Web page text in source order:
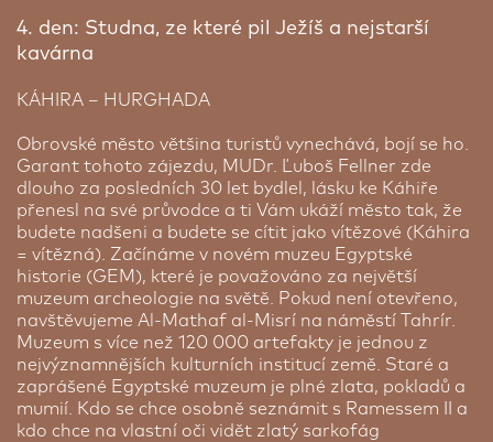
výhodné parkování po dobu, kterou budete trávit
na zájezdu. Cena parkování závisí na délce vašeho
najdete na partnerských stránkách. O vaše auto
bez starostí.
Cena dle délky parkování
4. den: Studna, ze které pil Ježíš a nejstarší
kavárna
KÁHIRA – HURGHADA
Obrovské město většina turistů vynechává, bojí se ho.
Garant tohoto zájezdu, MUDr. Ľuboš Fellner zde
dlouho za posledních 30 let bydlel, lásku ke Káhiře
přenesl na své průvodce a ti Vám ukáží město tak, že
budete nadšeni a budete se cítit jako vítězové (Káhira
= vítězná). Začínáme v novém muzeu Egyptské
historie (GEM), které je považováno za největší
muzeum archeologie na světě. Pokud není otevřeno,
navštěvujeme Al-Mathaf al-Misrí na náměstí Tahrír.
Muzeum s více než 120 000 artefakty je jednou z
nejvýznamnějších kulturních institucí země. Staré a
zaprášené Egyptské muzeum je plné zlata, pokladů a
mumií. Kdo se chce osobně seznámit s Ramessem II a
kdo chce na vlastní oči vidět zlatý sarkofág